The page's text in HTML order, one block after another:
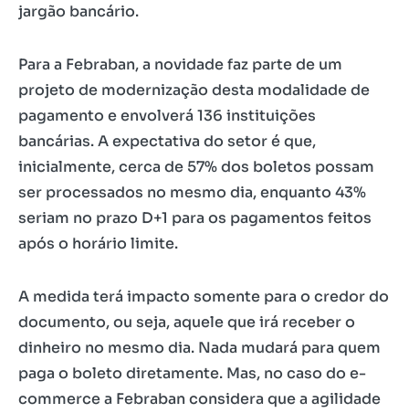
jargão bancário.
Para a Febraban, a novidade faz parte de um
projeto de modernização desta modalidade de
pagamento e envolverá 136 instituições
bancárias. A expectativa do setor é que,
inicialmente, cerca de 57% dos boletos possam
ser processados no mesmo dia, enquanto 43%
seriam no prazo D+1 para os pagamentos feitos
após o horário limite.
A medida terá impacto somente para o credor do
documento, ou seja, aquele que irá receber o
dinheiro no mesmo dia. Nada mudará para quem
paga o boleto diretamente. Mas, no caso do e-
commerce a Febraban considera que a agilidade